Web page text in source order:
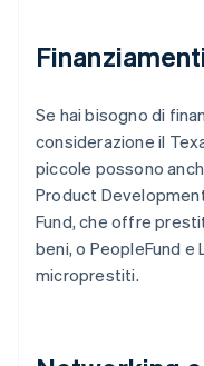
Se hai bisogno di
considerazione il
piccole possono
Product
Fund, che offre
beni, o PeopleFund
microprestiti.